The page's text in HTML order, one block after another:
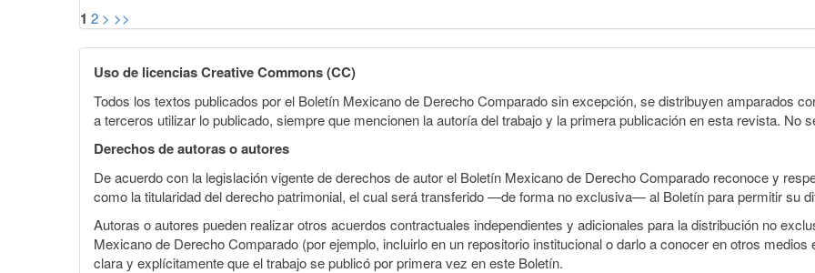
1 2 > >>
Uso de licencias Creative Commons (CC)
Todos los textos publicados por el Boletín Mexicano de Derecho Comparado sin excepción, se distribuyen amparados
a terceros utilizar lo publicado, siempre que mencionen la autoría del trabajo y la primera publicación en esta revista. No
Derechos de autoras o autores
De acuerdo con la legislación vigente de derechos de autor el Boletín Mexicano de Derecho Comparado reconoce y
como la titularidad del derecho patrimonial, el cual será transferido —de forma no exclusiva— al Boletín para permitir su
Autoras o autores pueden realizar otros acuerdos contractuales independientes y adicionales para la distribución no
Mexicano de Derecho Comparado (por ejemplo, incluirlo en un repositorio institucional o darlo a conocer en otros
clara y explícitamente que el trabajo se publicó por primera vez en este Boletín.